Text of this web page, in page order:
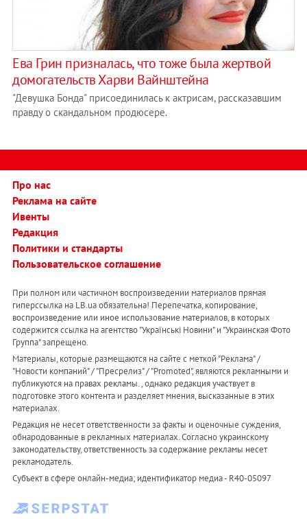
Ева Грин призналась, что тоже была жертвой
домогательств Харви Вайнштейна
"Девушка Бонда" присоединилась к актрисам, рассказавшим
правду о скандальном продюсере.
Про нас
Реклама на сайте
Ивенты
Редакция
Политики и стандарты
Пользовательское соглашение
При полном или частичном воспроизведении материалов прямая
гиперссылка на LB.ua обязательна! Перепечатка, копирование,
воспроизведение или иное использование материалов, в которых
содержится ссылка на агентство "Українськi Новини" и "Украинская Фото
Группа" запрещено.
Материалы, которые размещаются на сайте с меткой "Реклама" /
"Новости компаний" / "Пресрелиз" / "Promoted", являются рекламными и
публикуются на правах рекламы. , однако редакция участвует в
подготовке этого контента и разделяет мнения, высказанные в этих
материалах.
Редакция не несет ответственности за факты и оценочные суждения,
обнародованные в рекламных материалах. Согласно украинскому
законодательству, ответственность за содержание рекламы несет
рекламодатель.
Субъект в сфере онлайн-медиа; идентификатор медиа - R40-05097